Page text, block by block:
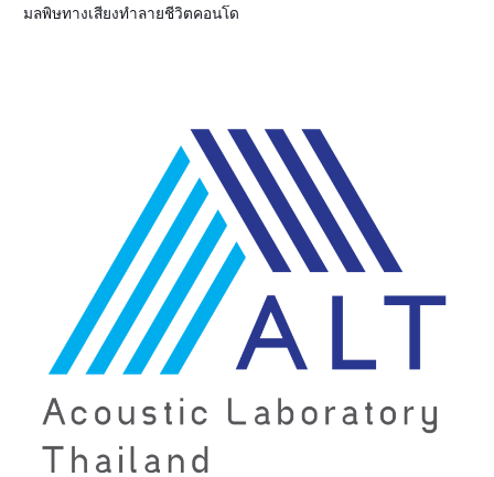
มลพิษทางเสียงทำลายชีวิตคอนโด